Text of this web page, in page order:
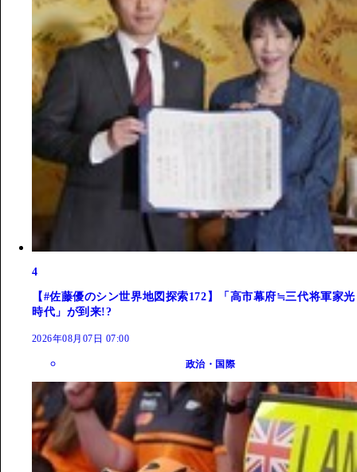
4
【#佐藤優のシン世界地図探索172】「高市幕府≒三代将軍家光
時代」が到来!?
2026年08月07日 07:00
政治・国際